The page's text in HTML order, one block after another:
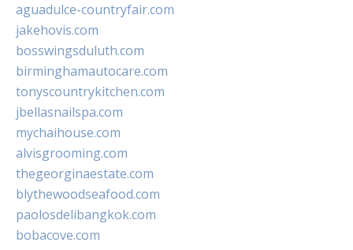
aguadulce-countryfair.com
jakehovis.com
bosswingsduluth.com
birminghamautocare.com
tonyscountrykitchen.com
jbellasnailspa.com
mychaihouse.com
alvisgrooming.com
thegeorginaestate.com
blythewoodseafood.com
paolosdelibangkok.com
bobacove.com